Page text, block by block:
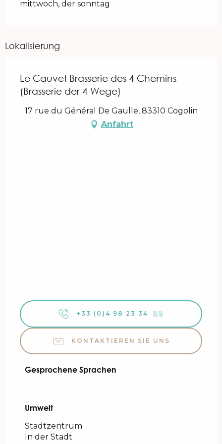
mittwoch, der sonntag
Lokalisierung
Le Cauvet Brasserie des 4 Chemins
(Brasserie der 4 Wege)
17 rue du Général De Gaulle, 83310 Cogolin
Anfahrt
+33 (0)4 98 23 34 ▒▒
KONTAKTIEREN SIE UNS
Gesprochene Sprachen
Gesprochene Sprachen
Umwelt
Umwelt
Stadtzentrum
In der Stadt